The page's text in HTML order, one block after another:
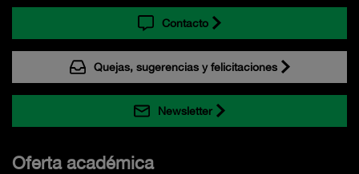
Contacto
Quejas, sugerencias y felicitaciones
Newsletter
Oferta académica